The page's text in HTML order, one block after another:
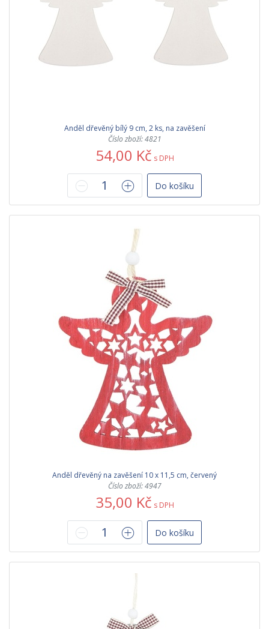
Anděl dřevěný bílý 9 cm, 2 ks, na zavěšení
Číslo zboží: 4821
54,00 Kč s DPH
Do košíku
Anděl dřevěný na zavěšení 10 x 11,5 cm, červený
Číslo zboží: 4947
35,00 Kč s DPH
Do košíku